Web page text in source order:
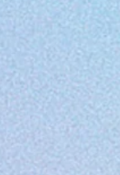
/
Quatre pièces in situ
Ménard, et Marilyn
l'habitant, lieux
4 courtes fictions